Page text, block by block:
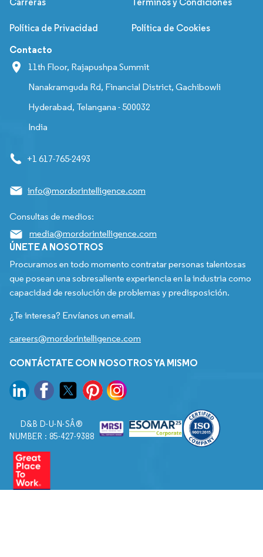
Política de Privacidad Política de Cookies
Contacto
11th Floor, Rajapushpa Summit
Nanakramguda Rd, Financial District, Gachibowli
Hyderabad, Telangana - 500032
India
+1 617-765-2493
info@mordorintelligence.com
Consultas de medios:
media@mordorintelligence.com
ÚNETE A NOSOTROS
Procuramos en todo momento contratar personas talentosas
que posean una sobresaliente experiencia en la industria como
capacidad de resolución de problemas y predisposición.
¿Te interesa? Envíanos un email.
careers@mordorintelligence.com
CONTÁCTATE CON NOSOTROS YA MISMO
D&B D-U-N-SÂ®
NUMBER : 85-427-9388